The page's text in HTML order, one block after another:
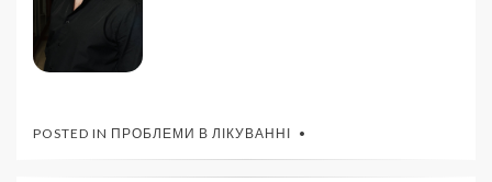
POSTED IN ПРОБЛЕМИ В ЛІКУВАННІ